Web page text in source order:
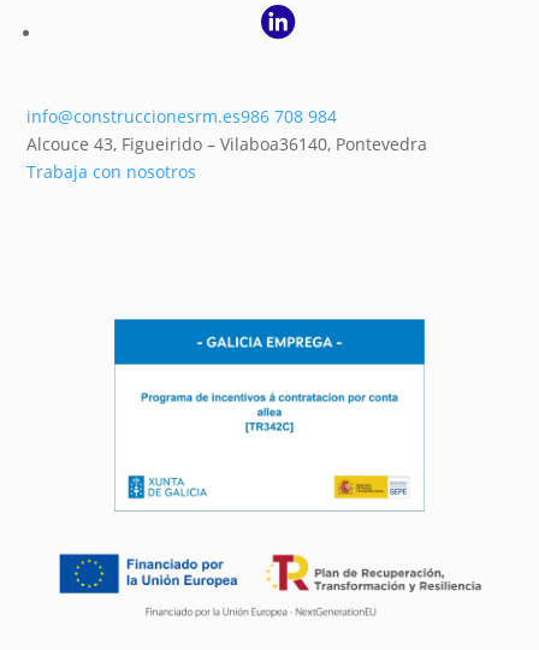
info@construccionesrm.es986 708 984
Alcouce 43, Figueirido – Vilaboa36140, Pontevedra
Trabaja con nosotros